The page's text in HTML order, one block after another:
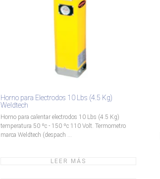
Horno para Electrodos 10 Lbs (4.5 Kg)
Weldtech
Horno para calentar electrodos 10 Lbs (4.5 Kg)
temperatura 50 ºc - 150 ºc 110 Volt. Termometro
marca Weldtech (despach ...
LEER MÁS